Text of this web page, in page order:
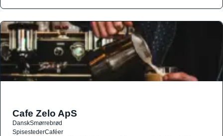
Cafe Zelo ApS
DanskSmørrebrød
SpisestederCaféer